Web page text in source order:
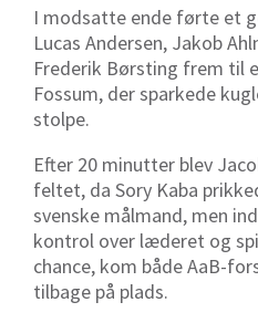
I modsatte ende førte et
Lucas Andersen, Jakob
Frederik Børsting frem til
Fossum, der sparkede
stolpe.
Efter 20 minutter blev
feltet, da Sory Kaba
svenske målmand, men
kontrol over læderet og
chance, kom både AaB-
tilbage på plads.